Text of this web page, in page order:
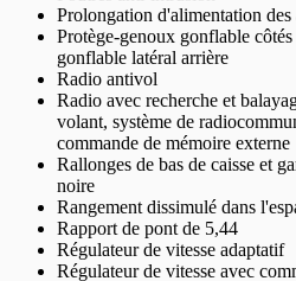
Prolongation d'alimentation des
Protège-genoux gonflable
gonflable latéral arrière
Radio antivol
Radio avec recherche et
volant, système de
commande de mémoire externe
Rallonges de bas de caisse et
noire
Rangement dissimulé dans
Rapport de pont de 5,44
Régulateur de vitesse adaptatif
Régulateur de vitesse avec